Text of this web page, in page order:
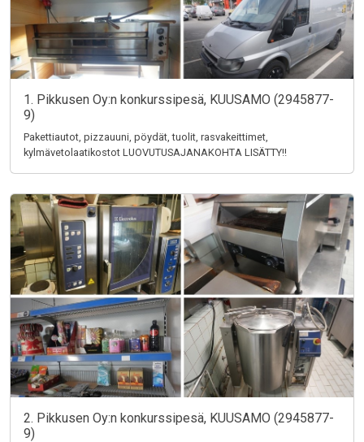
1. Pikkusen Oy:n konkurssipesä, KUUSAMO (2945877-
9)
Pakettiautot, pizzauuni, pöydät, tuolit, rasvakeittimet,
kylmävetolaatikostot LUOVUTUSAJANAKOHTA LISÄTTY!!
2. Pikkusen Oy:n konkurssipesä, KUUSAMO (2945877-
9)